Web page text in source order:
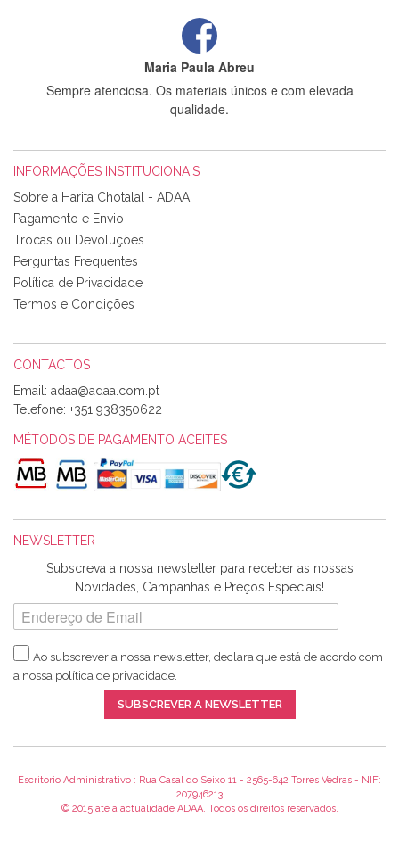
Maria Paula Abreu
Sempre atenciosa. Os materiais únicos e com elevada
qualidade.
Tudo chegou em condições, pois os produtos vieram muito
bem acondicionados. Estou plenamente satisfeita com os
produtos adquiridos. Relativamente à bolsa, tem um tecido
com um padrão e cores muito bonitas e a execução está
perfeitíssima. Futuramente penso voltar a comprar na vossa
loja, têm excelentes artigos a um preço muito justo. A
Alexandra Morais
Olá boa Noite. Os meus tecidos chegaram hoje. Muito
obrigada pelo miminho que dá um jeitaço pras minhas linhas
de bordar e não sei o que pões nos tecidos, mas que cheiram
maravilhosamente ... cheiram! :) Muito Obrigada.
Harita a minha encomenda já chegou. :) Muito obrigada pela
rapidez no envio, pela qualidade dos materiais que me
enviaste e pela simpatia de sempre. :)
Catarina Amaro
5 estrelas. Gosto muito do serviço. A Harita Chotalal é muito
Recomendo.
INFORMAÇÕES INSTITUCIONAIS
Sobre a Harita Chotalal - ADAA
Pagamento e Envio
Trocas ou Devoluções
Perguntas Frequentes
Política de Privacidade
Termos e Condições
CONTACTOS
Email:
Telefone: +351 938350622
MÉTODOS DE PAGAMENTO ACEITES
NEWSLETTER
Subscreva a nossa newsletter para receber as nossas
Novidades, Campanhas e Preços Especiais!
Ao subscrever a nossa newsletter, declara que está de acordo com
a nossa política de privacidade.
SUBSCREVER A NEWSLETTER
Escritorio Administrativo : Rua Casal do Seixo 11 - 2565-642 Torres Vedras - NIF:
207946213
© 2015 até a actualidade ADAA. Todos os direitos reservados.